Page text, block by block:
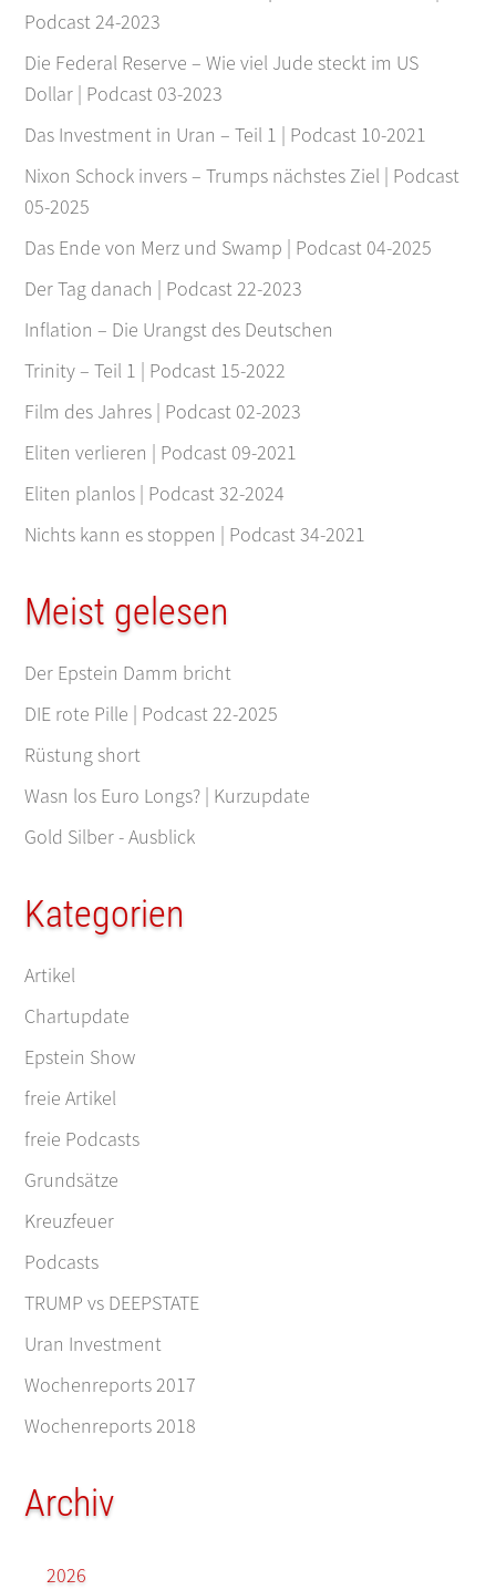
Podcast 24-2023
Die Federal Reserve – Wie viel Jude steckt im US
Dollar | Podcast 03-2023
Das Investment in Uran – Teil 1 | Podcast 10-2021
Nixon Schock invers – Trumps nächstes Ziel | Podcast
05-2025
Das Ende von Merz und Swamp | Podcast 04-2025
Der Tag danach | Podcast 22-2023
Inflation – Die Urangst des Deutschen
Trinity – Teil 1 | Podcast 15-2022
Film des Jahres | Podcast 02-2023
Eliten verlieren | Podcast 09-2021
Eliten planlos | Podcast 32-2024
Nichts kann es stoppen | Podcast 34-2021
Meist gelesen
Der Epstein Damm bricht
DIE rote Pille | Podcast 22-2025
Rüstung short
Wasn los Euro Longs? | Kurzupdate
Gold Silber - Ausblick
Kategorien
Artikel
Chartupdate
Epstein Show
freie Artikel
freie Podcasts
Grundsätze
Kreuzfeuer
Podcasts
TRUMP vs DEEPSTATE
Uran Investment
Wochenreports 2017
Wochenreports 2018
Archiv
2026